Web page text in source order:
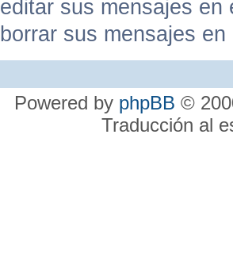
editar sus mensajes en
borrar sus mensajes
Powered by phpBB ©
Traducción al